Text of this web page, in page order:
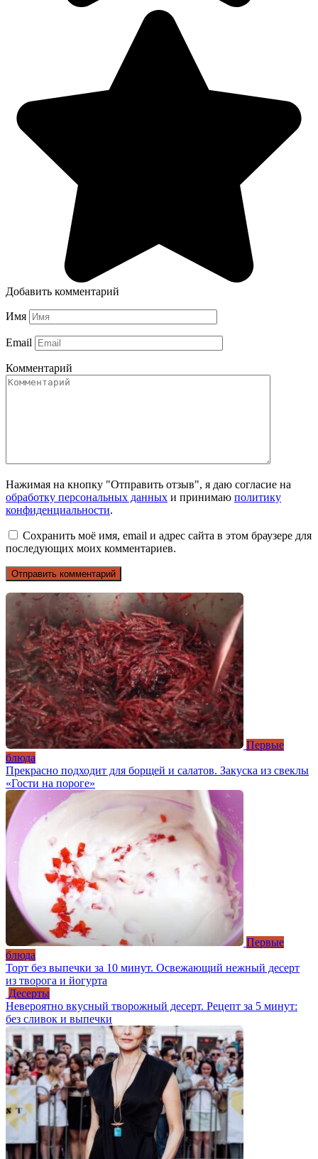
Добавить комментарий
Имя
Email
Комментарий
Нажимая на кнопку "Отправить отзыв", я даю согласие на
обработку персональных данных и принимаю политику
конфиденциальности.
Сохранить моё имя, email и адрес сайта в этом браузере для
последующих моих комментариев.
Первые
блюда
Прекрасно подходит для борщей и салатов. Закуска из свеклы
«Гости на пороге»
Первые
блюда
Торт без выпечки за 10 минут. Освежающий нежный десерт
из творога и йогурта
Десерты
Невероятно вкусный творожный десерт. Рецепт за 5 минут:
без сливок и выпечки